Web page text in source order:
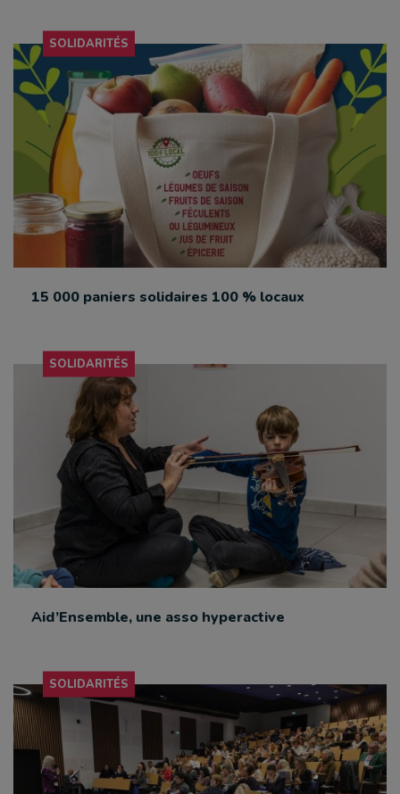
SOLIDARITÉS
15 000 paniers solidaires 100 % locaux
SOLIDARITÉS
Aid’Ensemble, une asso hyperactive
SOLIDARITÉS